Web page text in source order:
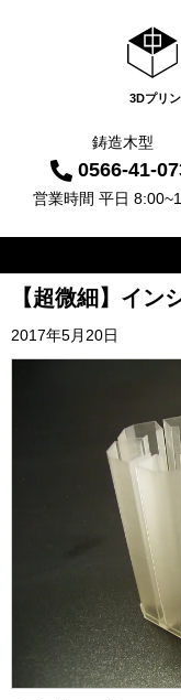
3Dプリ
鋳造木型
0566-41-
営業時間 平日
【超微細】イン
2017年5月20日